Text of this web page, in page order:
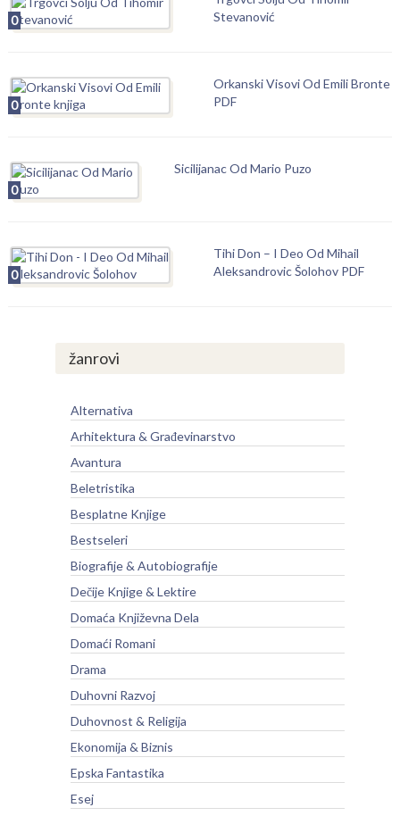
0
Stevanović
0
Orkanski Visovi Od Emili Bronte
PDF
0
Sicilijanac Od Mario Puzo
0
Tihi Don – I Deo Od Mihail
Aleksandrovic Šolohov PDF
žanrovi
Alternativa
Arhitektura & Građevinarstvo
Avantura
Beletristika
Besplatne Knjige
Bestseleri
Biografije & Autobiografije
Dečije Knjige & Lektire
Domaća Književna Dela
Domaći Romani
Drama
Duhovni Razvoj
Duhovnost & Religija
Ekonomija & Biznis
Epska Fantastika
Esej